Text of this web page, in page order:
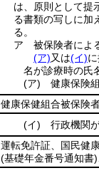
は、原則として提
る書類の写しに加
る。
ア
被保険者によ
(ア)又は(イ)
名が診療時の氏
(ア)
健康保険
健康保健組合被保険
(イ)
行政機関
運転免許証、国民健
(基礎年金番号通知書)